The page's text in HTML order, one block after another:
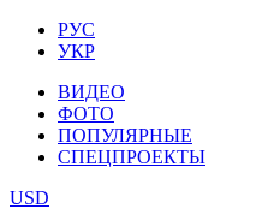
РУС
УКР
ВИДЕО
ФОТО
ПОПУЛЯРНЫЕ
СПЕЦПРОЕКТЫ
USD